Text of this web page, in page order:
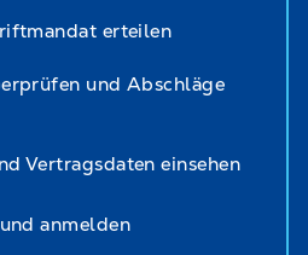
erteilen
und Abschläge
Vertragsdaten einsehen
anmelden